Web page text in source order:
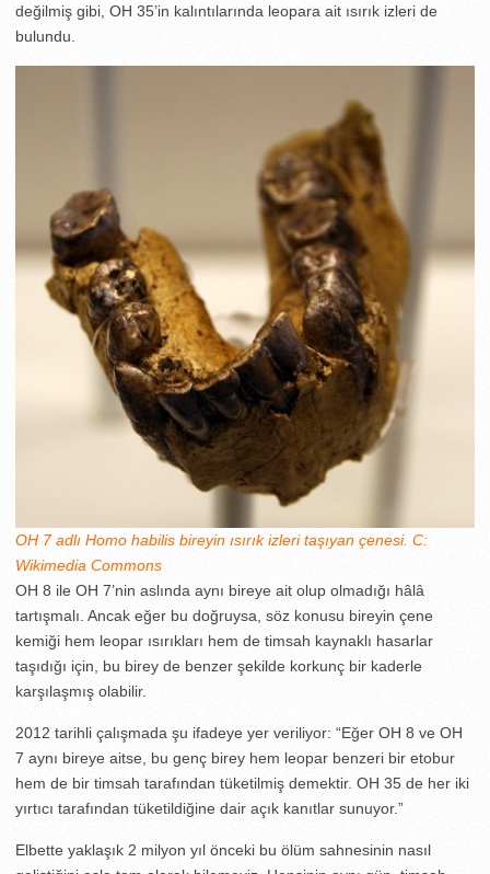
değilmiş gibi, OH 35’in kalıntılarında leopara ait ısırık izleri de
bulundu.
OH 7 adlı Homo habilis bireyin ısırık izleri taşıyan çenesi. C:
Wikimedia Commons
OH 8 ile OH 7’nin aslında aynı bireye ait olup olmadığı hâlâ
tartışmalı. Ancak eğer bu doğruysa, söz konusu bireyin çene
kemiği hem leopar ısırıkları hem de timsah kaynaklı hasarlar
taşıdığı için, bu birey de benzer şekilde korkunç bir kaderle
karşılaşmış olabilir.
2012 tarihli çalışmada şu ifadeye yer veriliyor: “Eğer OH 8 ve OH
7 aynı bireye aitse, bu genç birey hem leopar benzeri bir etobur
hem de bir timsah tarafından tüketilmiş demektir. OH 35 de her iki
yırtıcı tarafından tüketildiğine dair açık kanıtlar sunuyor.”
Elbette yaklaşık 2 milyon yıl önceki bu ölüm sahnesinin nasıl